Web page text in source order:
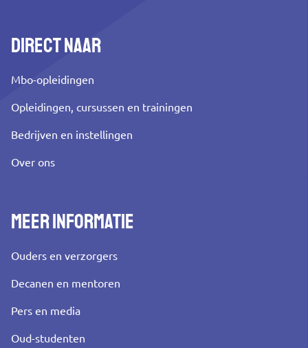
Direct naar
Mbo-opleidingen
Opleidingen, cursussen en trainingen
Bedrijven en instellingen
Over ons
Meer informatie
Ouders en verzorgers
Decanen en mentoren
Pers en media
Oud-studenten